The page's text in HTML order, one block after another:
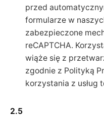
przed
formularze w
zabezpieczone
reCAPTCHA.
wiąże się z
zgodnie z Polityką
korzystania z usług
2.5